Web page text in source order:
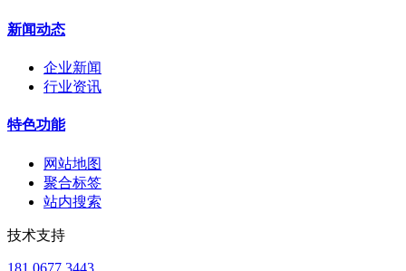
新闻动态
企业新闻
行业资讯
特色功能
网站地图
聚合标签
站内搜索
技术支持
181 0677 3443